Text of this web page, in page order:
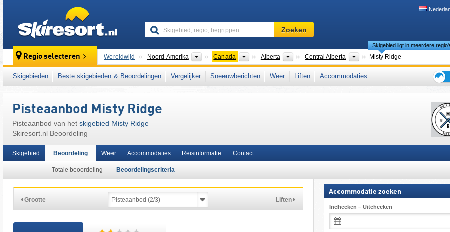
Skigebied,
regio,
…
Zoeken
Regio selecteren Wereldwijd Noord-Amerika Continenten
Canada LandenAlberta Provincies
Central Alberta Regio's
Skigebied ligt in meerdere
Misty Ridge
Dit skigebied ligt ook in: Canadian Prairies West-Canada
Skigebieden Beste skigebieden & Beoordelingen Vergelijker Sneeuwberichten Weer Liften
Accommodaties
de
Pisteaanbod Misty Ridge
Pisteaanbod van het skigebied Misty Ridge
Skiresort.nl Beoordeling
Skigebied Beoordeling
Totale beoordeling Beoordelingscriteria
Weer Accommodaties Reisinformatie Contact
Grootte Liften
Accommodatie zoeken
Inchecken – Uitchecken